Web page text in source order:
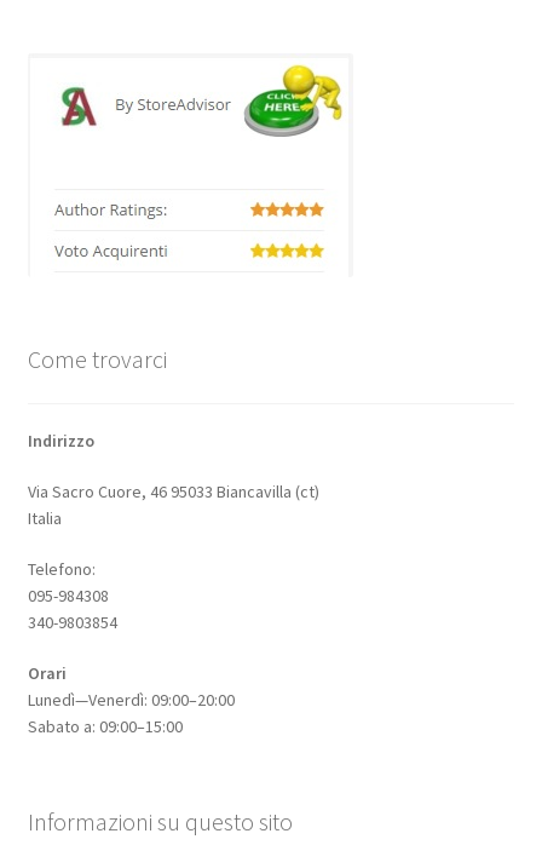
Come trovarci
Indirizzo
Via Sacro Cuore, 46 95033 Biancavilla (ct)
Italia
Telefono:
095-984308
340-9803854
Orari
Lunedì—Venerdì: 09:00–20:00
Sabato a: 09:00–15:00
Informazioni su questo sito